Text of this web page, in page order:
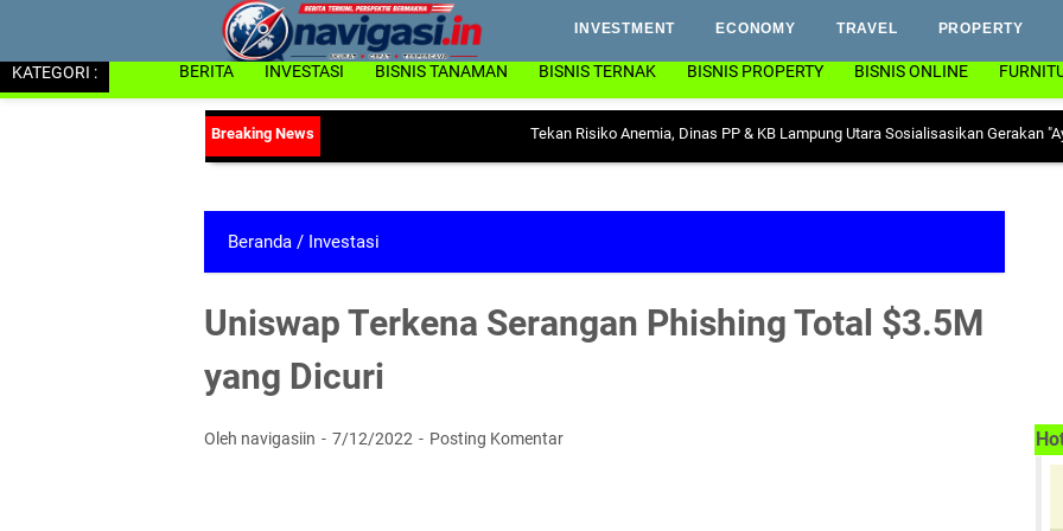
INVESTMENT ECONOMY TRAVEL PROPERTY
KATEGORI : BERITA INVESTASI BISNIS TANAMAN BISNIS TERNAK BISNIS PROPERTY BISNIS ONLINE
Tekan Risiko Anemia, Dinas PP & KB Lampung Utara Sosialisasikan Gerakan "Ayo
Beranda / Investasi
Uniswap Terkena Serangan Phishing Total $3.5M
yang Dicuri
Oleh navigasiin 7/12/2022 Posting Komentar